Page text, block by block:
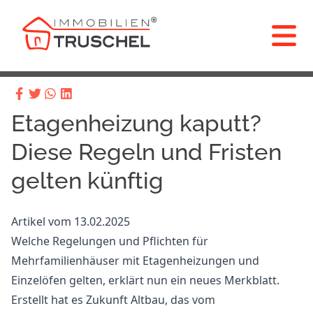
Etagenheizung kaputt?
Diese Regeln und Fristen
gelten künftig
Artikel vom 13.02.2025
Welche Regelungen und Pflichten für
Mehrfamilienhäuser mit Etagenheizungen und
Einzelöfen gelten, erklärt nun ein neues Merkblatt.
Erstellt hat es Zukunft Altbau, das vom